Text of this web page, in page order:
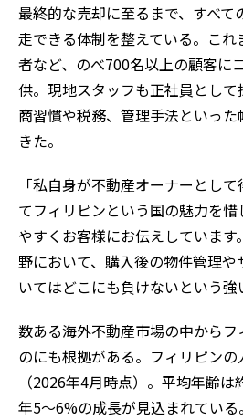
最終的な売却に至るまで、すべて
走できる体制を整えている。こ
者など、のべ700名以上の顧客に
供。現地スタッフも正社員とし
商習慣や税務、管理手法といっ
きた。
「私自身が不動産オーナーとし
てフィリピンという国の魅力を
やすくお客様にお伝えしていま
野において、購入後の物件管理
いてはどこにも負けないという強
数ある海外不動産市場の中から
のにも根拠がある。フィリピン
（2026年4月時点）。平均年齢
年5〜6%の成長が見込まれてい